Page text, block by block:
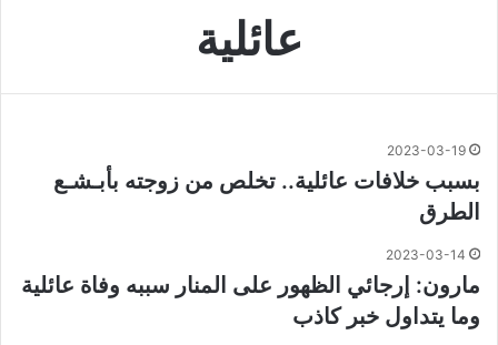
عائلية
2023-03-19
بسبب خلافات عائلية.. تخلص من زوجته بأبـشـع
الطرق
2023-03-14
مارون: إرجائي الظهور على المنار سببه وفاة عائلية
وما يتداول خبر كاذب